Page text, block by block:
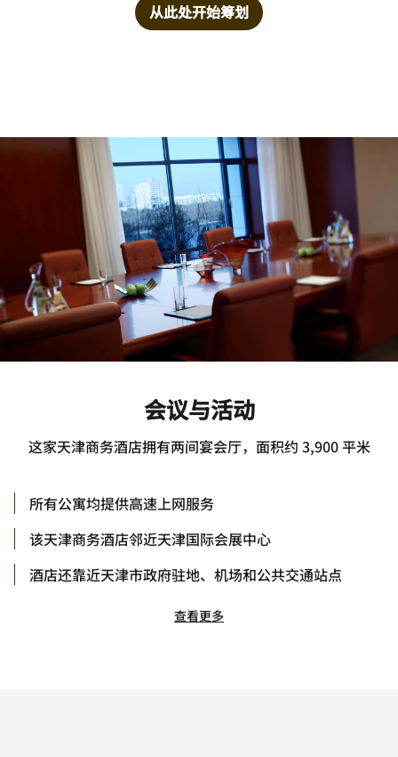
从此处开始筹划
会议与活动
这家天津商务酒店拥有两间宴会厅，面积约 3,900 平米
所有公寓均提供高速上网服务
该天津商务酒店邻近天津国际会展中心
酒店还靠近天津市政府驻地、机场和公共交通站点
查看更多